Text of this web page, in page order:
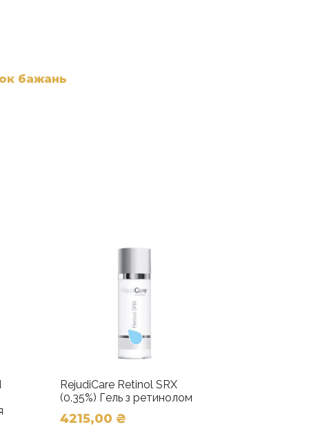
бажань
RejudiCare Retinol SRX
(0.35%) Гель з ретинолом
4215,00 ₴